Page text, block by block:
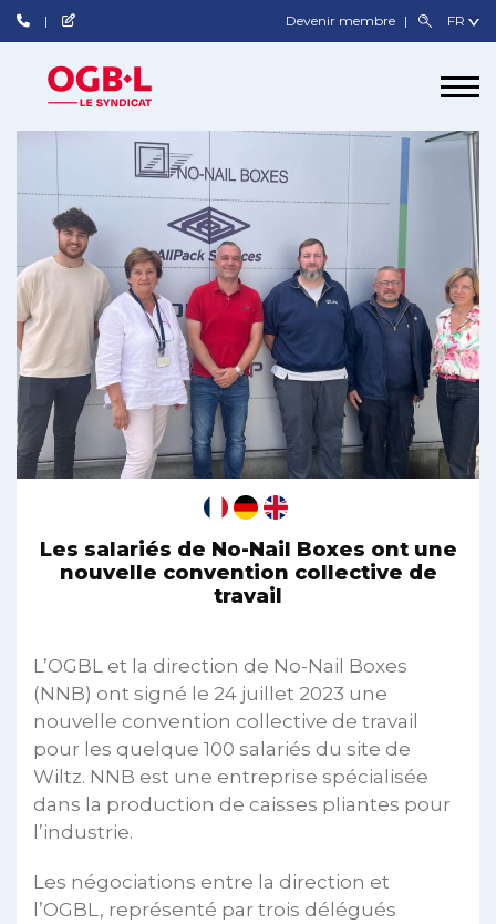
Devenir membre
Les salariés de No-Nail Boxes ont une
nouvelle convention collective de
travail
L’OGBL et la direction de No-Nail Boxes
(NNB) ont signé le 24 juillet 2023 une
nouvelle convention collective de travail
pour les quelque 100 salariés du site de
Wiltz. NNB est une entreprise spécialisée
dans la production de caisses pliantes pour
l’industrie.
Les négociations entre la direction et
l’OGBL, représenté par trois délégués